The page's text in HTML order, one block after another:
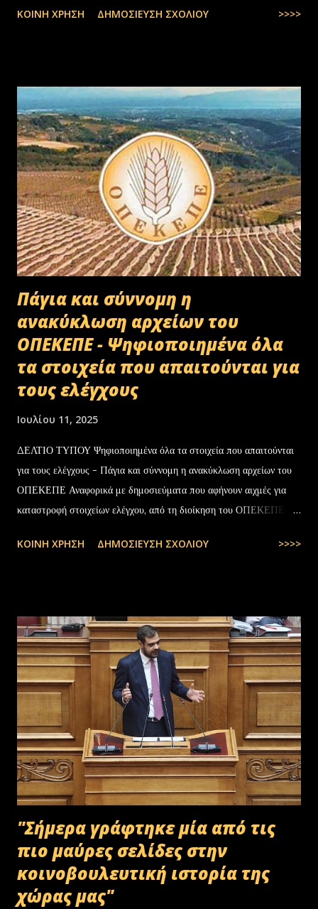
ΚΟΙΝΉ ΧΡΉΣΗ ΔΗΜΟΣΊΕΥΣΗ ΣΧΟΛΊΟΥ >>>>
Πάγια και σύννομη η
ανακύκλωση αρχείων του
ΟΠΕΚΕΠΕ - Ψηφιοποιημένα όλα
τα στοιχεία που απαιτούνται για
τους ελέγχους
Ιουλίου 11, 2025
ΔΕΛΤΙΟ ΤΥΠΟΥ Ψηφιοποιημένα όλα τα στοιχεία που απαιτούνται
για τους ελέγχους - Πάγια και σύννομη η ανακύκλωση αρχείων του
ΟΠΕΚΕΠΕ Αναφορικά με δημοσιεύματα που αφήνουν αιχμές για
καταστροφή στοιχείων ελέγχου, από τη διοίκηση του ΟΠΕΚΕΠΕ
εστάλη προς ανακύκλωση στις 10-07-2025 στην Θεσσαλονίκη,
αποστολή των Πινάκων αρχείων Καταστρεπτέων Υλικών της ΠΔ
Μακεδονίας-Θράκης και ολοκληρώθηκε με το υπ.αρ.πρωτ.
23412/02-07-2025 έγγραφο της ΑΑΔΕ και το από 10-07-2025
πρωτόκολλο παράδοσης υλικών μεταξύ της ΑΑΔΕ-Γενική Δ/νση
Τελωνείων-Τμήμα Διαχείρισης Δημόσιου Υλικού και της
συνεργαζόμενης με αυτήν εταιρείας ανακύκλωσης. Διευκρινίζεται ότι
στο αρχείο αυτό δεν συμπεριλαμβάνονταν αρχειακό υλικό που είχε
κοινοποιηθεί ότι ελέγχεται και στο ψηφιακό αρχείο του ΟΠΕΚΕΠ...
ΚΟΙΝΉ ΧΡΉΣΗ ΔΗΜΟΣΊΕΥΣΗ ΣΧΟΛΊΟΥ >>>>
"Σήμερα γράφτηκε μία από τις
πιο μαύρες σελίδες στην
κοινοβουλευτική ιστορία της
χώρας μας"